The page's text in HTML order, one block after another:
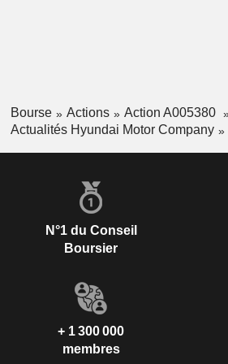
Bourse Actions
Action A005380
Actualités Hyundai Motor Company
N°1 du Conseil
Boursier
+ 1 300 000
membres